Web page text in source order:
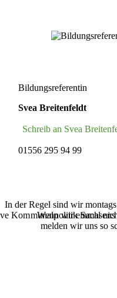
Bildungsreferentin
Svea Breitenfeldt
Schreib an Svea
01556 295 94 99
Kommunalpolitik
In der Regel sind wir
Wenn wir einmal
melden wir uns so